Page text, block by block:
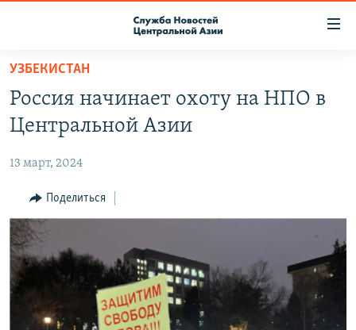
Вернуться
основному
содержанию
навигации
Вернутся
поиску
КОНТАКТЫ
RFE/RL ДИРЕКТ
НАСТОЯЩЕЕ ВРЕМЯ
МИГРАНТ МЕДИА
УЗБЕКИСТАН
Россия начинает охоту на НПО в
Центральной Азии
13 март, 2024
Поделиться